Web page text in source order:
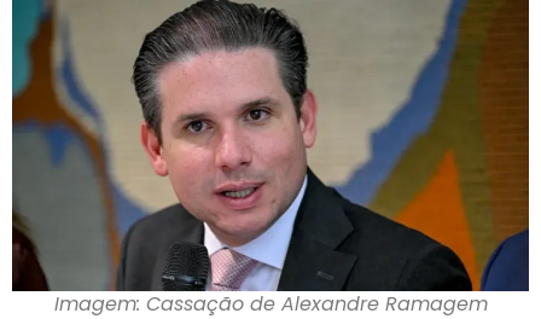
Imagem: Cassação de Alexandre Ramagem